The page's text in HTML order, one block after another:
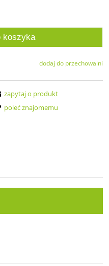
koszyka
dodaj do przechowalni
zapytaj o produkt
poleć znajomemu
płatności